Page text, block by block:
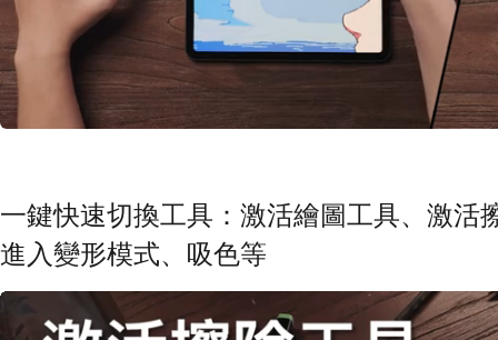
一鍵快速切換工具：激活繪圖工具、激活
進入變形模式、吸色等